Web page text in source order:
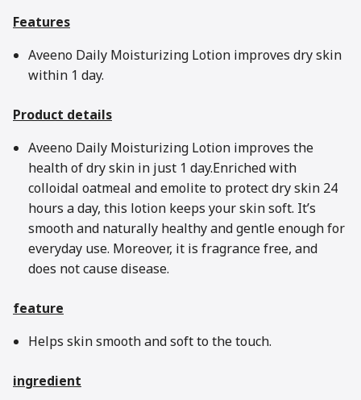
Features
Aveeno Daily Moisturizing Lotion improves dry skin
within 1 day.
Product details
Aveeno Daily Moisturizing Lotion improves the
health of dry skin in just 1 day.Enriched with
colloidal oatmeal and emolite to protect dry skin 24
hours a day, this lotion keeps your skin soft. It’s
smooth and naturally healthy and gentle enough for
everyday use. Moreover, it is fragrance free, and
does not cause disease.
feature
Helps skin smooth and soft to the touch.
ingredient